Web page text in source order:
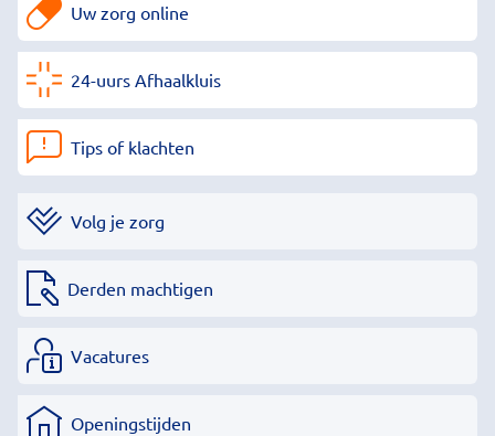
Uw zorg online
24-uurs Afhaalkluis
Tips of klachten
Volg je zorg
Derden machtigen
Vacatures
Openingstijden